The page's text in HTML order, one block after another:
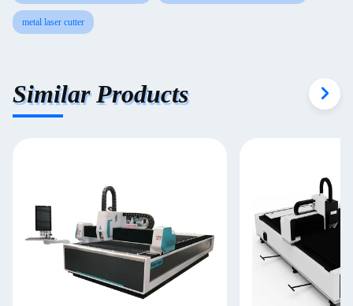
metal laser cutter
Similar Products